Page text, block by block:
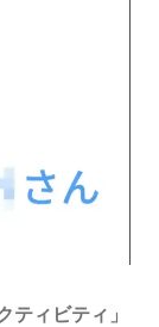
ティビティ」